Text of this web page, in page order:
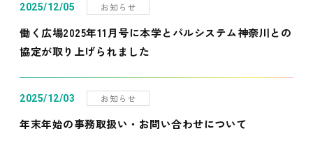
2025/12/05 お知らせ
働く広場2025年11月号に本学とパルシステム神奈川との
協定が取り上げられました
2025/12/03 お知らせ
年末年始の事務取扱い・お問い合わせについて